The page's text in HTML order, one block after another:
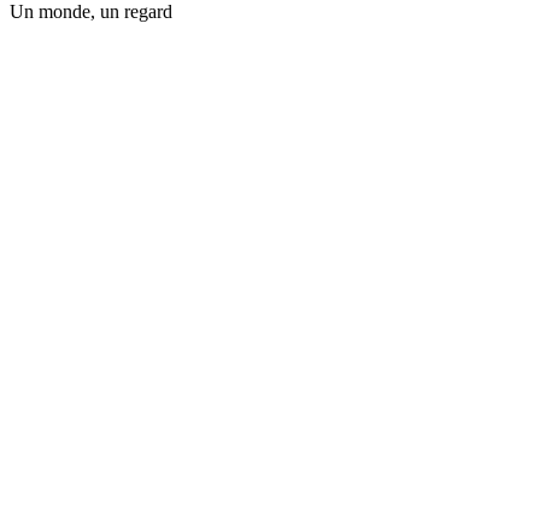
Un monde, un regard